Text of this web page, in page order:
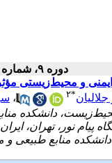
دوره ۹، شماره ۲ - ( تابستان ۱۴۰۱ )
و محیط‌زیستی
*۲ ،